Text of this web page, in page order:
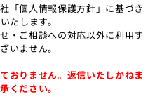
「個人情報保護方針」に基づき
たします。
・ご相談への対応以外に利用す
いません。
おりません。返信いたしかねま
ください。